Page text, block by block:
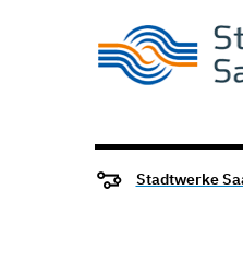
Stadtwerke